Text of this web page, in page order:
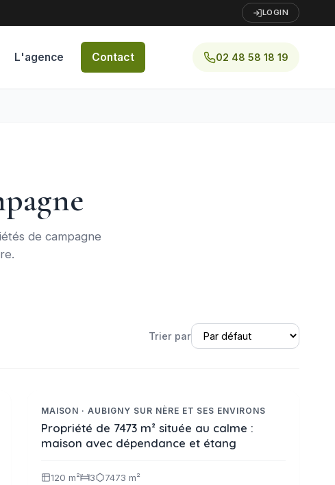
LOGIN
L'agence Contact 02 48 58 18 19
de campagne
Trier par
NOUVEAUTE
MAISON · AUBIGNY SUR NÈRE ET SES ENVIRONS
Propriété de 7473 m² située au calme :
maison avec dépendance et étang
120 m² 3 7473 m²